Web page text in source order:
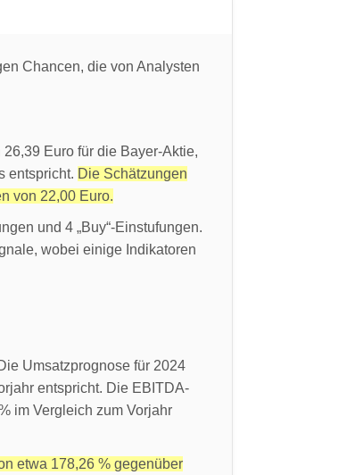
Chancen, die von Analysten
Euro für die Bayer-Aktie,
entspricht. Die Schätzungen
von 22,00 Euro.
und 4 „Buy“-Einstufungen.
wobei einige Indikatoren
Umsatzprognose für 2024
entspricht. Die EBITDA-
im Vergleich zum Vorjahr
etwa 178,26 % gegenüber